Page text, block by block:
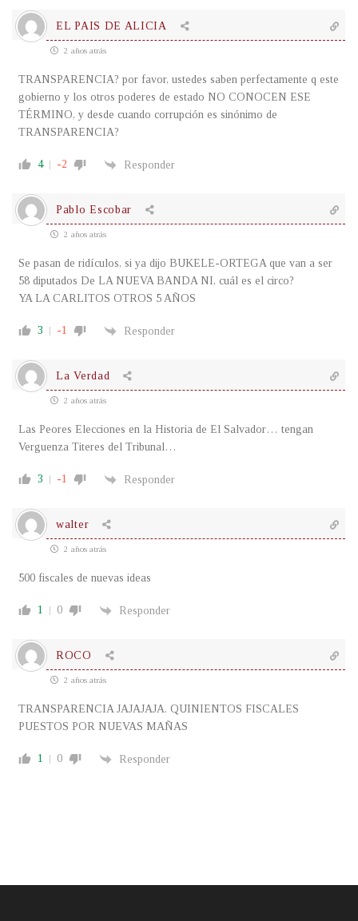
EL PAIS DE ALICIA
2 años atrás
TRANSPARENCIA? por favor, ustedes saben perfectamente q este
gobierno y los otros poderes de estado NO CONOCEN ESE
TÉRMINO, y desde cuando corrupción es sinónimo de
TRANSPARENCIA?
4 -2 Responder
Pablo Escobar
2 años atrás
Se pasan de ridículos, si ya dijo BUKELE-ORTEGA que van a ser
58 diputados De LA NUEVA BANDA NI, cuál es el circo?
YA LA CARLITOS OTROS 5 AÑOS
3 -1 Responder
La Verdad
2 años atrás
Las Peores Elecciones en la Historia de El Salvador… tengan
Verguenza Titeres del Tribunal…
3 -1 Responder
walter
2 años atrás
500 fiscales de nuevas ideas
1 0 Responder
ROCO
2 años atrás
TRANSPARENCIA JAJAJAJA. QUINIENTOS FISCALES
PUESTOS POR NUEVAS MAÑAS
1 0 Responder